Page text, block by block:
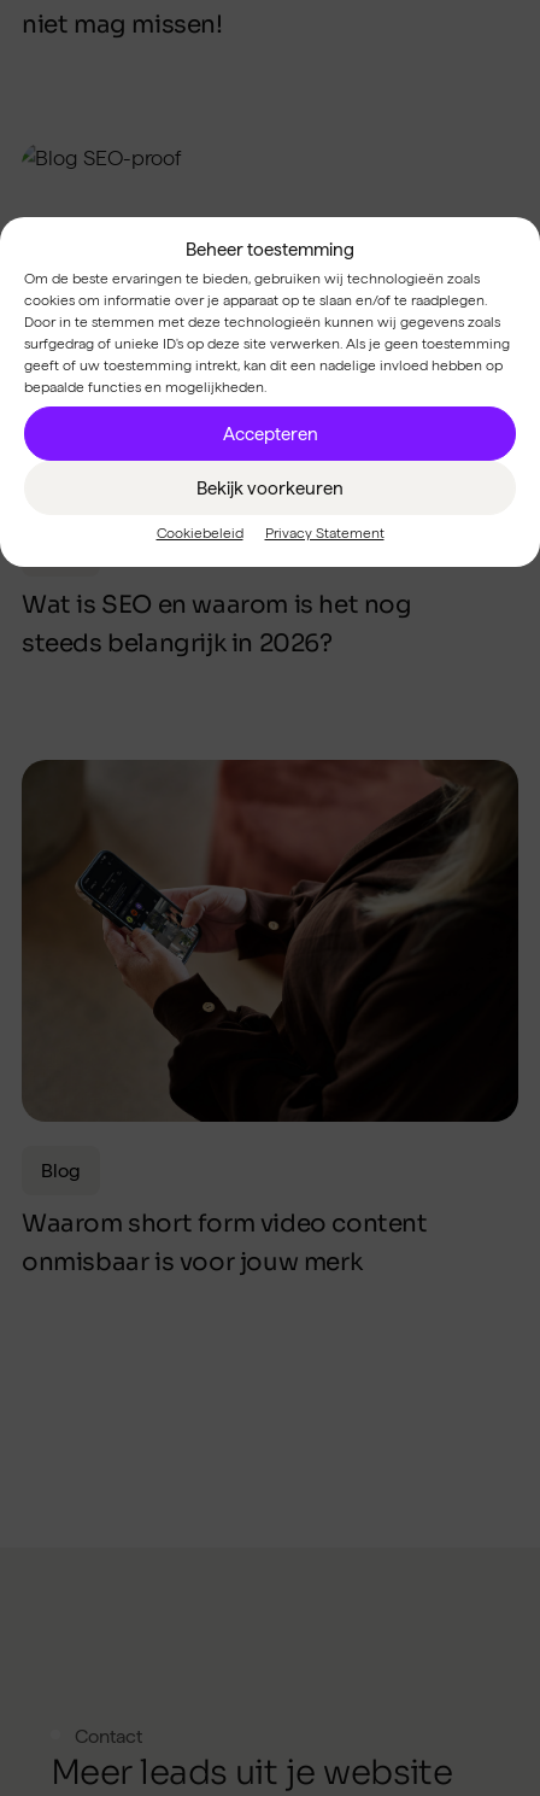
Beheer toestemming
Om de beste ervaringen te bieden, gebruiken wij technologieën zoals
cookies om informatie over je apparaat op te slaan en/of te raadplegen.
Door in te stemmen met deze technologieën kunnen wij gegevens zoals
surfgedrag of unieke ID's op deze site verwerken. Als je geen toestemming
geeft of uw toestemming intrekt, kan dit een nadelige invloed hebben op
bepaalde functies en mogelijkheden.
Accepteren
Bekijk voorkeuren
Cookiebeleid Privacy Statement
niet mag missen!
Wat is SEO en waarom is het nog
steeds belangrijk in 2026?
Blog
Waarom short form video content
onmisbaar is voor jouw merk
Contact
Meer leads uit je website